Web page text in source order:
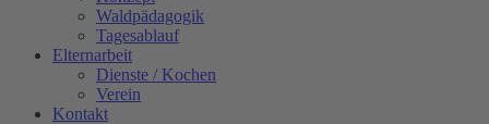
Waldpädagogik
Tagesablauf
Elternarbeit
Dienste / Kochen
Verein
Kontakt